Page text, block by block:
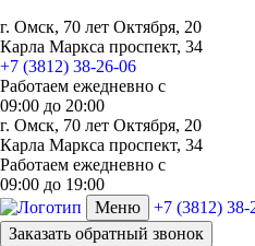
г. Омск, 70 лет Октября, 20
Карла Маркса проспект, 34
+7 (3812) 38-26-06
Работаем ежедневно с
09:00 до 20:00
г. Омск, 70 лет Октября, 20
Карла Маркса проспект, 34
Работаем ежедневно с
09:00 до 19:00
Меню
+7 (3812) 38-
Заказать обратный звонок